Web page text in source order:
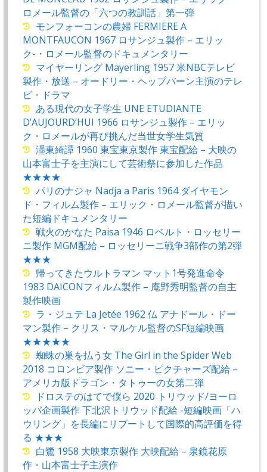
ロメール監督の「六つの教訓話」第一弾
モンフォーコンの農婦 FERMIERE A
MONTFAUCON 1967 ロサンジュ製作 – エリッ
ク-・ロメール監督のドキュメンタリー
マイヤーリング Mayerling 1957 米NBCテレビ
製作・放送 – オードリー・ヘップバーン主演のテレ
ビ・ドラマ
ある現代の女子学生 UNE ETUDIANTE
D’AUJOURD’HUI 1966 ロサンジュ製作 – エリッ
ク・ロメールが再び挑んだ当世女学生気質
濹東綺譚 1960 東宝東京製作 東宝配給 – 大映の
山本富士子を主演にして芸術祭に参加した作品
★★★★
パリのナジャ Nadja a Paris 1964 ダイヤモン
ド・フィルム製作 – エリック・ロメール監督が描い
た短編ドキュメンタリー
戦火のかなた Paisa 1946 ロベルト・ロッセリー
ニ製作 MGM配給 – ロッセリーニ戦争3部作の第2弾
★★★
帰ってきたウルトラマン マット1号発進命令
1983 DAICONフィルム製作 – 庵野秀明監督の自主
製作映画
ラ・ジュテ La Jetée 1962 仏 アナドール・ドー
マン製作 – クリス・マルケル監督のSF短編映画
★★★★★
蜘蛛の巣を払う女 The Girl in the Spider Web
2018 コロンビア製作 ソニー・ピクチャーズ配給 –
アメリカ版ドラゴン・タトゥーの女第二弾
ドロステのはてで僕ら 2020 トリウッド/ヨーロ
ッパ企画製作 下北沢トリウッド配給 -短編映画「ハ
ウリング」を長編にリブートして国際的高評価を得
る ★★★
白鷺 1958 大映東京製作 大映配給 – 泉鏡花原
作・山本富士子主演作